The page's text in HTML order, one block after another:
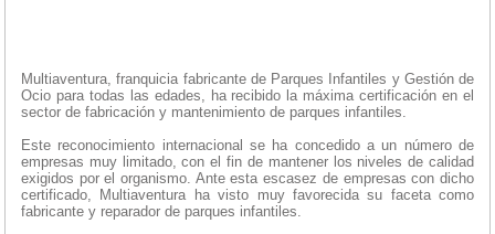
Multiaventura, franquicia fabricante de Parques Infantiles y Gestión de
Ocio para todas las edades, ha recibido la máxima certificación en el
sector de fabricación y mantenimiento de parques infantiles.
Este reconocimiento internacional se ha concedido a un número de
empresas muy limitado, con el fin de mantener los niveles de calidad
exigidos por el organismo. Ante esta escasez de empresas con dicho
certificado, Multiaventura ha visto muy favorecida su faceta como
fabricante y reparador de parques infantiles.